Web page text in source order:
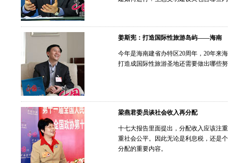
姜斯宪：打造国际性旅游岛屿——海南
今年是海南建省办特区20周年，20年来
打造成国际性旅游圣地还需要做出哪些
梁燕君委员谈社会收入再分配
十七大报告里面提出，分配收入应该注
重社会公平。因此无论是利息税，还是
分配的重要内容。